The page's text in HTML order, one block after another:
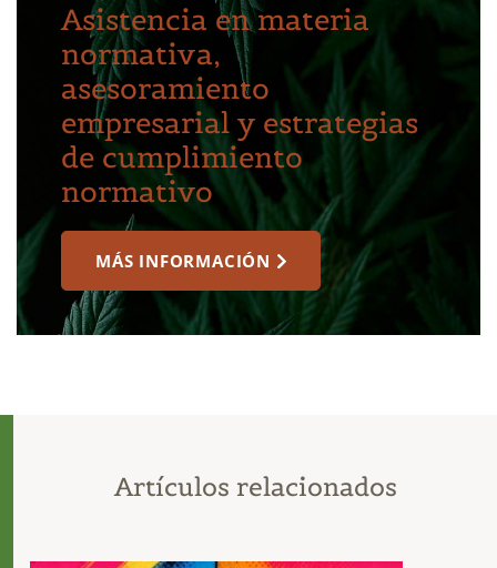
Asistencia en materia
normativa,
asesoramiento
empresarial y estrategias
de cumplimiento
normativo
MÁS INFORMACIÓN
Artículos relacionados